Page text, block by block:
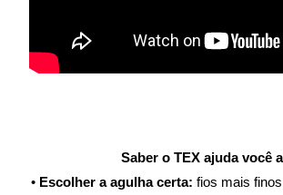
Saber o TEX ajuda você
• Escolher a agulha certa: fios mais